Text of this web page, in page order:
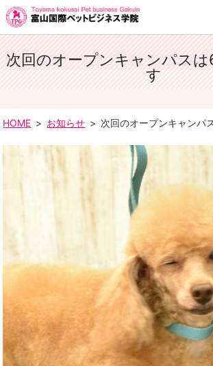
次回のオープンキャンパス
す
HOME お知らせ 次回のオープンキャンパ